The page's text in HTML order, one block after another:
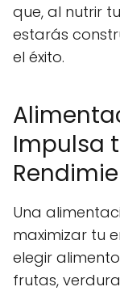
que, al nutrir
estarás
el éxito.
Impulsa
Una
maximizar tu
elegir
frutas,